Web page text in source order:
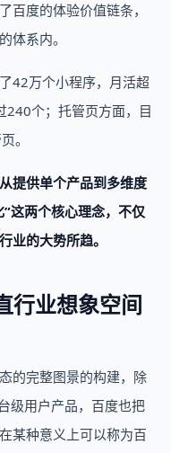
百度的体验价值链条，
体系内。
42万个小程序，月活超
240个；托管页方面，目
。
提供单个产品到多维度
这两个核心理念，不仅
业的大势所趋。
业想象空间
的完整图景的构建，除
级用户产品，百度也把
某种意义上可以称为百